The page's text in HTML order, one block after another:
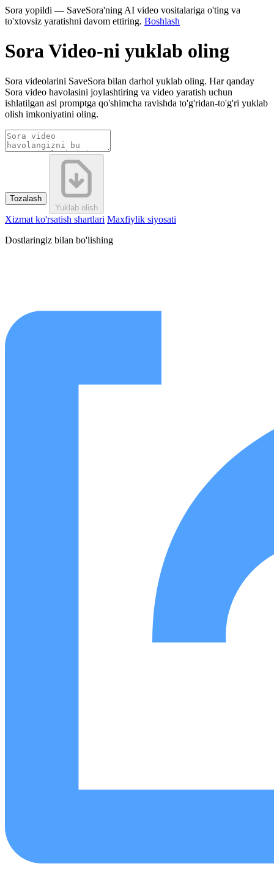
Sora yopildi — SaveSora'ning AI video vositalariga o'ting va
to'xtovsiz yaratishni davom ettiring. Boshlash
Sora Video-ni yuklab oling
Sora videolarini SaveSora bilan darhol yuklab oling. Har qanday
Sora video havolasini joylashtiring va video yaratish uchun
ishlatilgan asl promptga qo'shimcha ravishda to'g'ridan-to'g'ri yuklab
olish imkoniyatini oling.
Tozalash
Yuklab olish
Xizmat ko'rsatish shartlari Maxfiylik siyosati
Dostlaringiz bilan bo'lishing